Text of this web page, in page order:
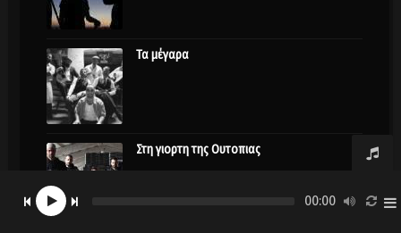
Τα μέγαρα
Στη γιορτη της Ουτοπιας
00:00